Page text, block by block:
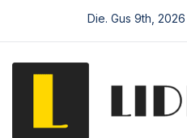
Die. Gus 9th, 2026